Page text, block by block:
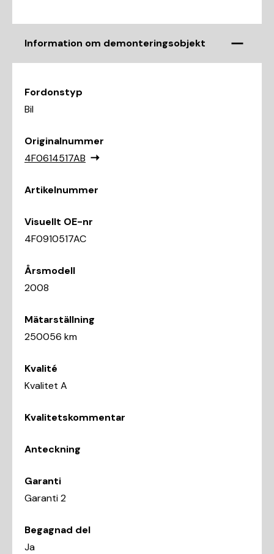
Information om demonteringsobjekt
Fordonstyp
Bil
Originalnummer
4F0614517AB
Artikelnummer
Visuellt OE-nr
4F0910517AC
Årsmodell
2008
Mätarställning
250056 km
Kvalité
Kvalitet A
Kvalitetskommentar
Anteckning
Garanti
Garanti 2
Begagnad del
Ja